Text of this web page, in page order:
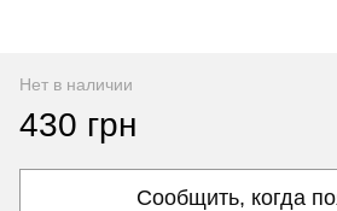
Нет в наличии
430 грн
Сообщить, когда